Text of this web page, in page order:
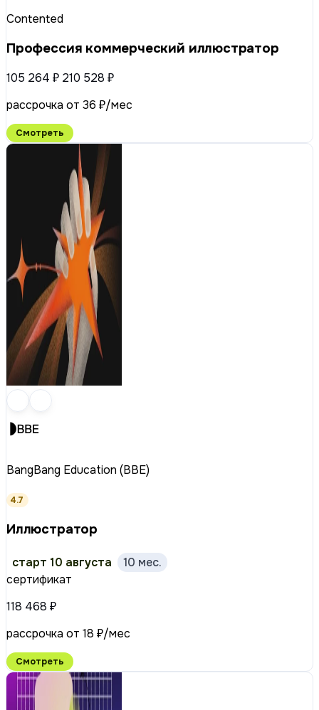
Contented
Профессия коммерческий иллюстратор
105 264 ₽ 210 528 ₽
рассрочка от 36 ₽/мес
Смотреть
BangBang Education (BBE)
4.7
Иллюстратор
старт 10 августа
10 мес.
сертификат
118 468 ₽
рассрочка от 18 ₽/мес
Смотреть